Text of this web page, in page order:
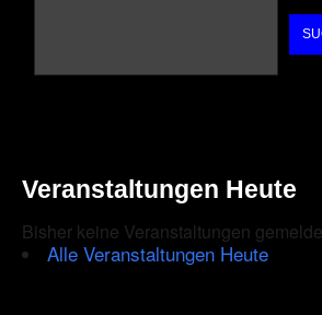
Veranstaltungen Heute
Bisher keine Veranstaltungen
Alle Veranstaltungen Heute